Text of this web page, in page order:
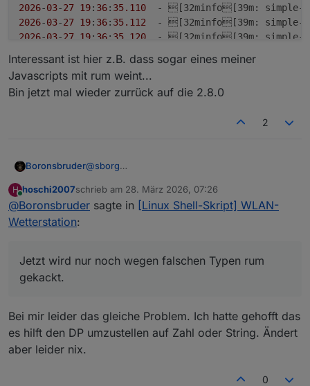
2026-03-27 19: 36: 35.110
  - [32minfo[39
m: simple-
2026-03-27 19: 36: 35.112
  - [32minfo[39
m: simple-
2026-03-27 19: 36: 35.120
  - [32minfo[39
m: simple-
2026-03 -27 19:36:35.131
  - [32minfo[39
m
Interessant ist hier z.B. dass sogar eines meiner
Javascripts mit rum weint...
Bin jetzt mal wieder zurrück auf die 2.8.0
2
Boronsbruder@sborg
Heute gab es ein Update zur SImple-Api auf
3.0.7...
2026-03-27 19:36:20.814  -
2026-03-27 19:36:20.815  -
2026-03-27 19:36:20.816  -
2026-03-27 19:36:20.818  -
2026-03-27 19:36:20.823  -
2026-03-27 19:36:20.828  -
2026-03-27 19:36:35.108  -
H
Online
hoschi2007schrieb am 28. März 2026, 07:26
zuletzt editiert von
@Boronsbruder sagte in [Linux Shell-Skript] WLAN-
Wetterstation:
Jetzt wird nur noch wegen falschen Typen rum
gekackt.
Bei mir leider das gleiche Problem. Ich hatte gehofft das
es hilft den DP umzustellen auf Zahl oder String. Ändert
aber leider nix.
0